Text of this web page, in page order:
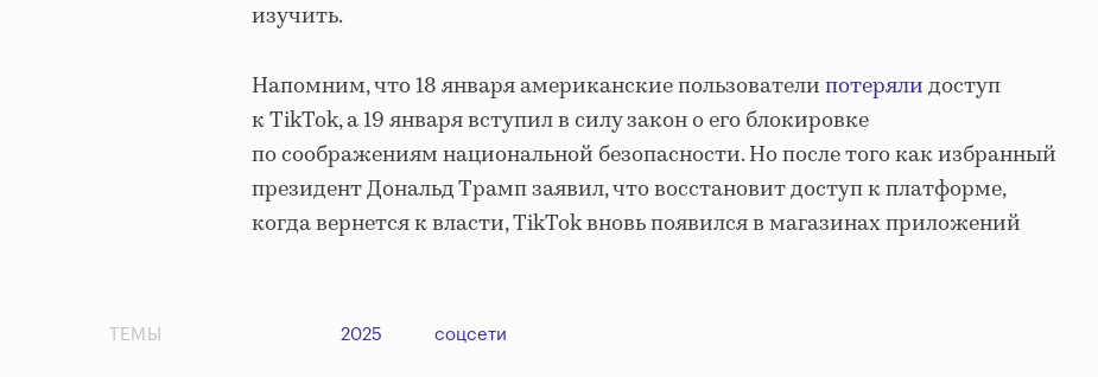
изучить.
Напомним, что 18 января американские пользователипотерялидоступ
к TikTok, а 19 января вступил в силу закон о его блокировке
по соображениям национальной безопасности. Но после того как избранный
президент Дональд Трамп заявил, что восстановит доступ к платформе,
когда вернется к власти, TikTok вновь появился в магазинах приложений
ТЕМЫ 2025 соцсети